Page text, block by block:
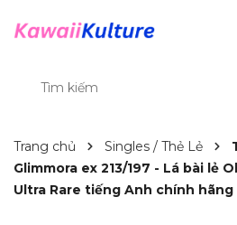
Trang chủ Singles / Thẻ Lẻ
Glimmora ex 213/197 - Lá bài lẻ
Ultra Rare tiếng Anh chính hãng